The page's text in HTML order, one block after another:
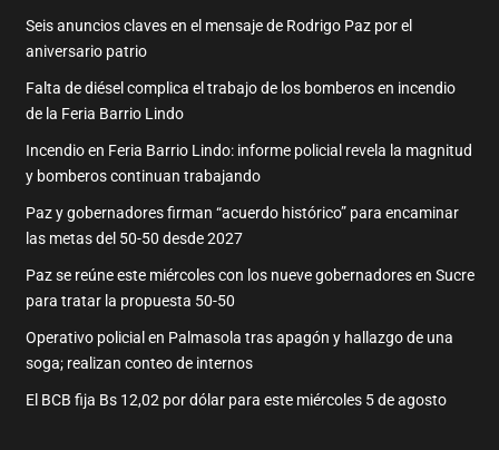
Seis anuncios claves en el mensaje de Rodrigo Paz por el
aniversario patrio
Falta de diésel complica el trabajo de los bomberos en incendio
de la Feria Barrio Lindo
Incendio en Feria Barrio Lindo: informe policial revela la magnitud
y bomberos continuan trabajando
Paz y gobernadores firman “acuerdo histórico” para encaminar
las metas del 50-50 desde 2027
Paz se reúne este miércoles con los nueve gobernadores en Sucre
para tratar la propuesta 50-50
Operativo policial en Palmasola tras apagón y hallazgo de una
soga; realizan conteo de internos
El BCB fija Bs 12,02 por dólar para este miércoles 5 de agosto